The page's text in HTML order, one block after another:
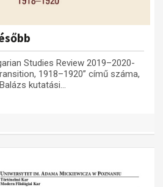
Studies Review 2019–2020-
1918–1920” című száma,
kutatási...